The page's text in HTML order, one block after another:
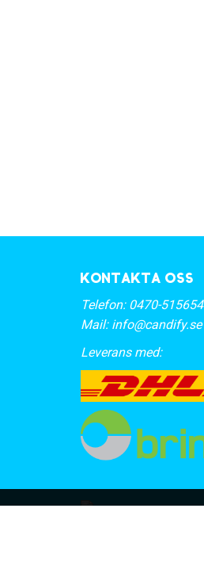
Kontakta oss
Telefon: 0470-515654
Mail: info@candify.se
Leverans med: